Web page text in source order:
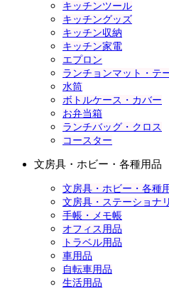
キッチンツール
キッチングッズ
キッチン収納
キッチン家電
エプロン
ランチョンマット・テ
水筒
ボトルケース・カバー
お弁当箱
ランチバッグ・クロス
コースター
文房具・ホビー・各種用品
文房具・ホビー・各種
文房具・ステーショナ
手帳・メモ帳
オフィス用品
トラベル用品
車用品
自転車用品
生活用品